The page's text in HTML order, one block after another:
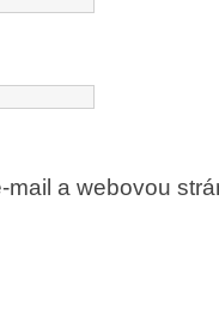
a webovou